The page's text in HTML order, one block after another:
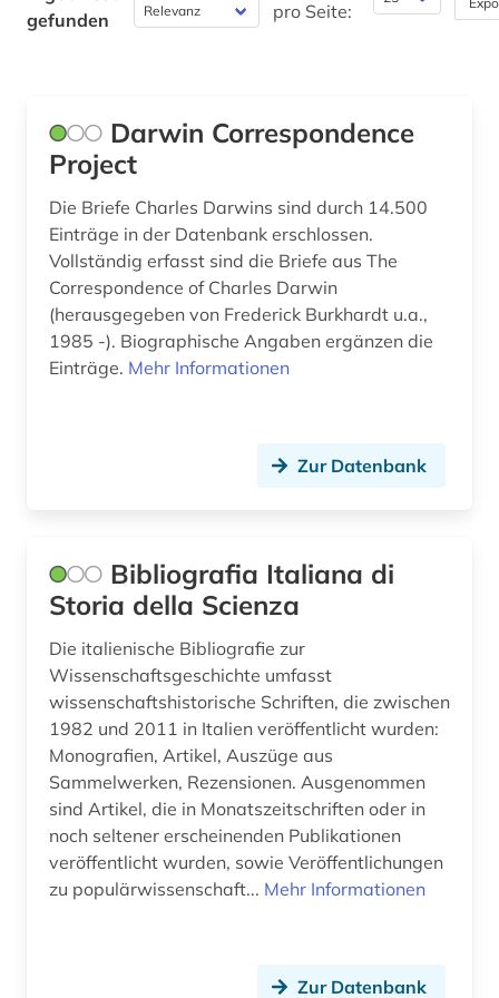
Soziologie (0)
Werkstoffwissenschaften und
Fertigungstechnik (0)
Wirtschaftswissenschaften (0)
Wissenschaftskunde, Forschung, Hochschul-,
Museumswesen (1)
gefunden
pro Seite:
Darwin Correspondence
Project
Die Briefe Charles Darwins sind durch 14.500
Einträge in der Datenbank erschlossen.
Vollständig erfasst sind die Briefe aus The
Correspondence of Charles Darwin
(herausgegeben von Frederick Burkhardt u.a.,
1985 -). Biographische Angaben ergänzen die
Einträge. Mehr Informationen
Zur Datenbank
Bibliografia Italiana di
Storia della Scienza
Die italienische Bibliografie zur
Wissenschaftsgeschichte umfasst
wissenschaftshistorische Schriften, die zwischen
1982 und 2011 in Italien veröffentlicht wurden:
Monografien, Artikel, Auszüge aus
Sammelwerken, Rezensionen. Ausgenommen
sind Artikel, die in Monatszeitschriften oder in
noch seltener erscheinenden Publikationen
veröffentlicht wurden, sowie Veröffentlichungen
zu populärwissenschaft... Mehr Informationen
Zur Datenbank